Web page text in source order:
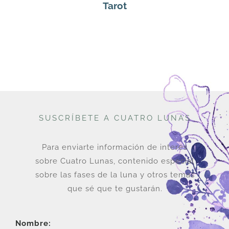
Tarot
SUSCRÍBETE A CUATRO LUNAS
Para enviarte información de interés
sobre Cuatro Lunas, contenido especial
sobre las fases de la luna y otros temas
que sé que te gustarán.
Nombre: